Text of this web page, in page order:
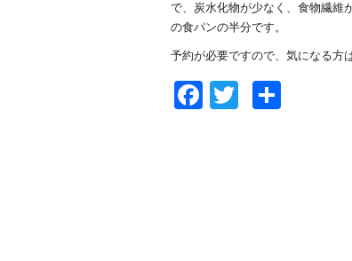
で、炭水化物が少なく、食物繊維
の食パンの半分です。
予約が必要ですので、気になる方
Facebook
Twitter